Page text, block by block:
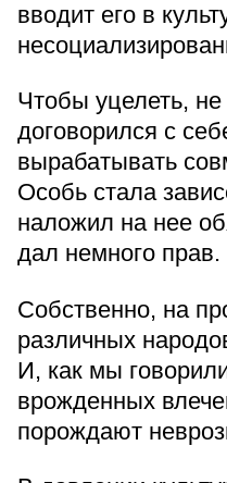
вводит его в
Чтобы уцелеть,
договорился с
вырабатывать
Особь стала
наложил на нее
дал немного прав.
Собственно, на
различных
И, как мы
врожденных
порождают